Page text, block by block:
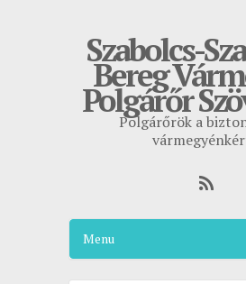
Szabolcs-
Bereg
Polgárőr
Polgárőrök a
Menu